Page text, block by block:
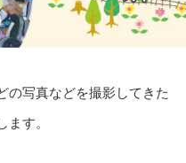
の写真などを撮影してきた
ます。